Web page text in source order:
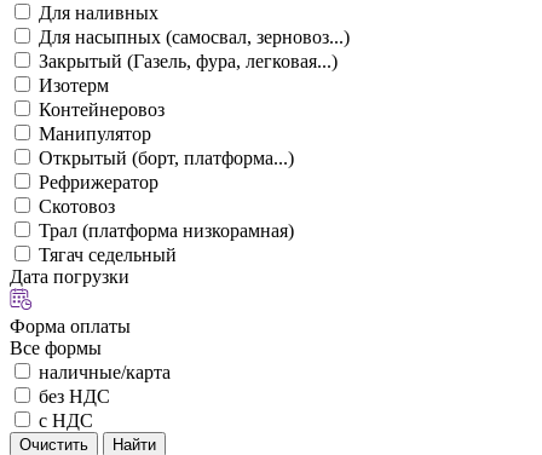
Для наливных
Для насыпных (самосвал, зерновоз...)
Закрытый (Газель, фура, легковая...)
Изотерм
Контейнеровоз
Манипулятор
Открытый (борт, платформа...)
Рефрижератор
Скотовоз
Трал (платформа низкорамная)
Тягач седельный
Дата погрузки
Форма оплаты
Все формы
наличные/карта
без НДС
с НДС
Очистить Найти